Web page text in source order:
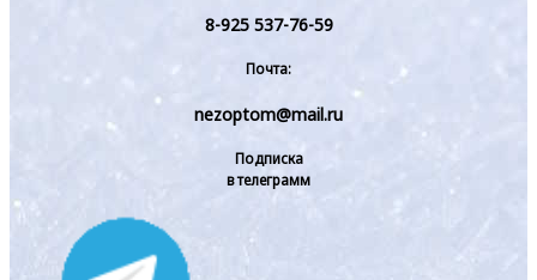
8-925 537-76-59
Почта:
nezoptom@mail.ru
Подписка
в телеграмм